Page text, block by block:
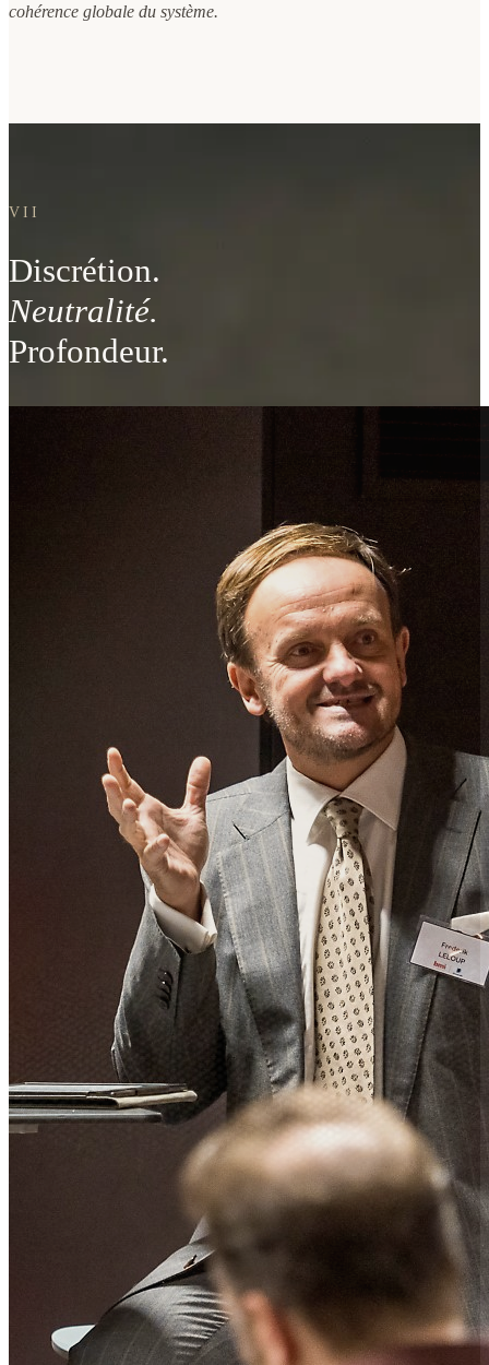
cohérence globale du système.
VII
Discrétion.
Neutralité.
Profondeur.